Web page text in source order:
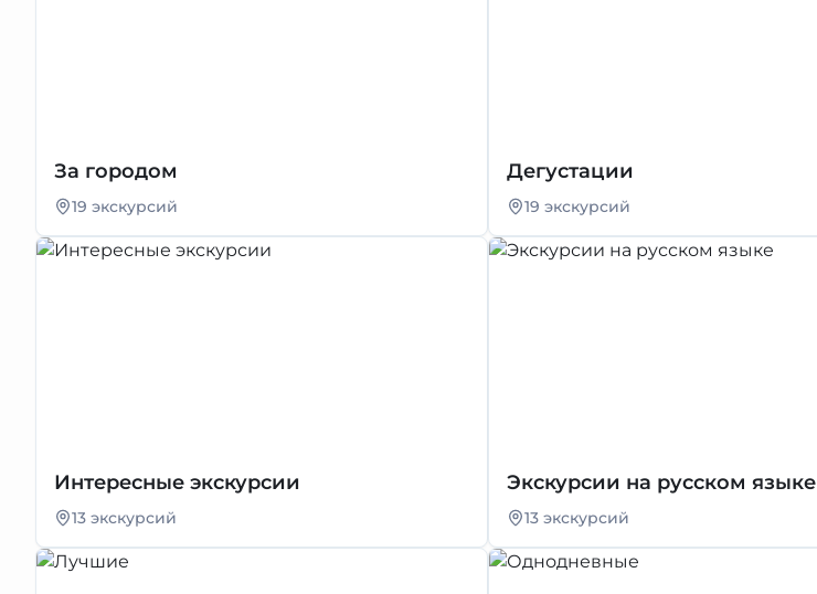
За городом
19 экскурсий
Дегустации
19 экскурсий
Интересные экскурсии
13 экскурсий
Экскурсии на русском языке
13 экскурсий